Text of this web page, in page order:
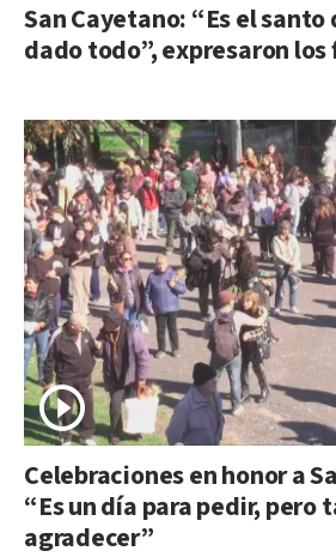
San Cayetano: “Es el santo
dado todo”, expresaron
Celebraciones en honor a
“Es un día para pedir, pero
agradecer”